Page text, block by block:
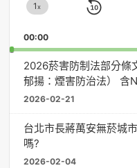
Change
Rate
1x
Skip
00:00
2026菸害防制法部分條
郁揚：煙害防治法） 含
2026-02-21
台北市長蔣萬安無菸城
嗎?
2026-02-04